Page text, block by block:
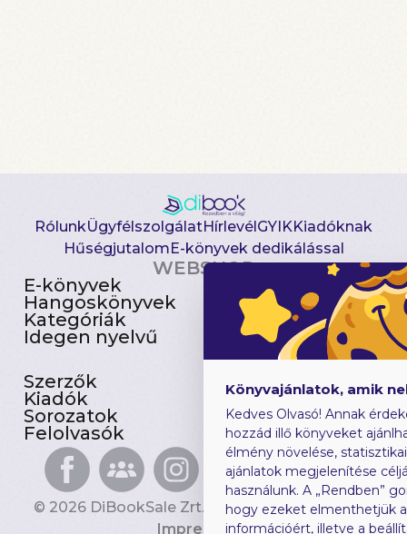
RólunkÜgyfélszolgálatHírlevélGYIKKiadóknak
HűségjutalomE-könyvek dedikálással
WEBSHOP
E-könyvek
Hangoskönyvek
Kategóriák
Idegen nyelvű
Csomagajánlatok
Akciósak
Előjegyezhetők
Újdonságok
Szerzők
Kiadók
Sorozatok
Felolvasók
Gyerekkönyvek
Heti toplista
Ajándékutalvány
Blog
© 2026 DiBookSale Zrt. Minden jog fenntartva.
Impresszum
Könyvajánlatok, amik
Kedves Olvasó! Annak
hozzád illő könyveket
élmény növelése,
ajánlatok megjelenítése
használunk. A „Rendben”
hogy ezeket elmenthetjük
információért, illetve a